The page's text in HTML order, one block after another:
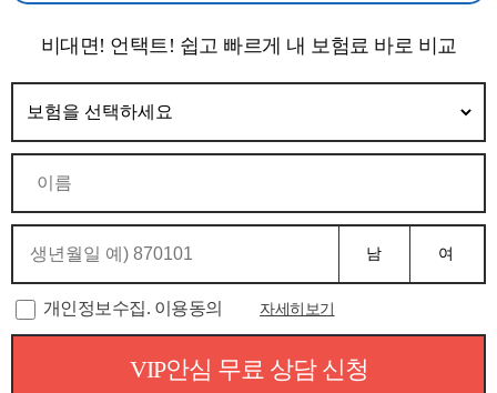
비대면! 언택트! 쉽고 빠르게 내 보험료 바로 비교
남 여
개인정보수집. 이용동의 자세히보기
VIP안심 무료 상담 신청